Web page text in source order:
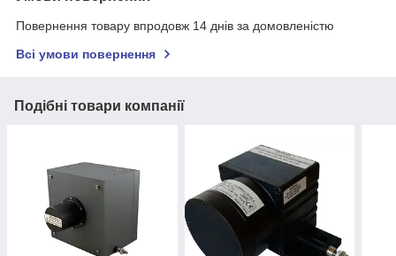
Повернення товару впродовж 14 днів за домовленістю
Всі умови повернення
Подібні товари компанії